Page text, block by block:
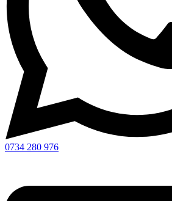
0734 280 976